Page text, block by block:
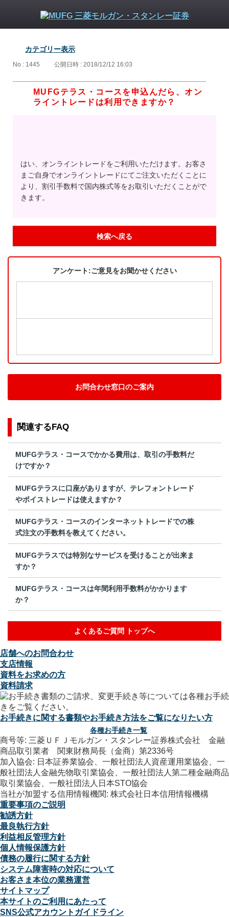
カテゴリー表示
No : 1445 公開日時 : 2018/12/12 16:03
MUFGテラス・コースを申込んだら、オン
ライントレードは利用できますか？
はい、オンライントレードをご利用いただけます。お客さ
まご自身でオンライントレードにてご注文いただくことに
より、割引手数料で国内株式等をお取引いただくことがで
きます。
検索へ戻る
アンケート:ご意見をお聞かせください
お問合わせ窓口のご案内
関連するFAQ
MUFGテラス・コースでかかる費用は、取引の手数料だ
けですか？
MUFGテラスに口座がありますが、テレフォントレード
やボイストレードは使えますか？
MUFGテラス・コースのインターネットトレードでの株
式注文の手数料を教えてください。
MUFGテラスでは特別なサービスを受けることが出来ま
すか？
MUFGテラス・コースは年間利用手数料がかかります
か？
よくあるご質問 トップへ
店舗へのお問合わせ
支店情報
資料をお求めの方
資料請求
お手続きに関する書類やお手続き方法をご覧になりたい方
各種お手続き一覧
商号等: 三菱ＵＦＪモルガン・スタンレー証券株式会社 金融
商品取引業者 関東財務局長（金商）第2336号
加入協会: 日本証券業協会、一般社団法人資産運用業協会、一
般社団法人金融先物取引業協会、一般社団法人第二種金融商品
取引業協会、一般社団法人日本STO協会
当社が加盟する信用情報機関: 株式会社日本信用情報機構
重要事項のご説明
勧誘方針
最良執行方針
利益相反管理方針
個人情報保護方針
債務の履行に関する方針
システム障害時の対応について
お客さま本位の業務運営
サイトマップ
本サイトのご利用にあたって
SNS公式アカウントガイドライン